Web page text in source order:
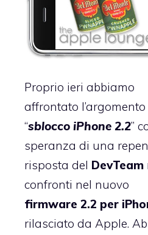
Proprio ieri abbiamo
affrontato l’argomento
“sblocco iPhone 2.2”
speranza di una
risposta del DevTeam
confronti nel nuovo
firmware 2.2 per
rilasciato da Apple.